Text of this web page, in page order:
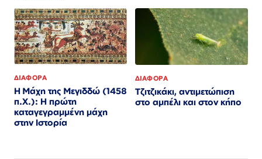
ΔΙΑΦΟΡΑ
Η Μάχη της Μεγιδδώ (1458
π.Χ.): Η πρώτη
καταγεγραμμένη μάχη
στην Ιστορία
ΔΙΑΦΟΡΑ
Τζιτζικάκι, αντιμετώπιση
στο αμπέλι και στον κήπο